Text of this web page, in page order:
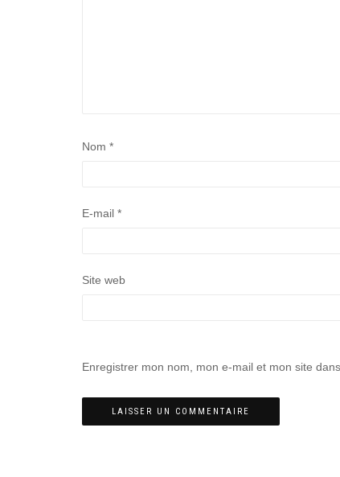
Nom *
E-mail *
Site web
Enregistrer mon nom, mon e-mail et mon site